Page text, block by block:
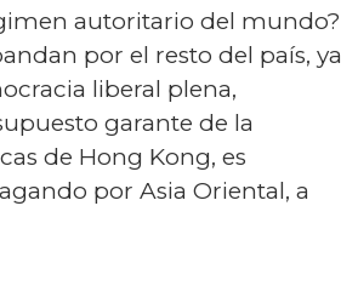
autoritario del mundo?
por el resto del país, ya
liberal plena,
garante de la
de Hong Kong, es
por Asia Oriental, a